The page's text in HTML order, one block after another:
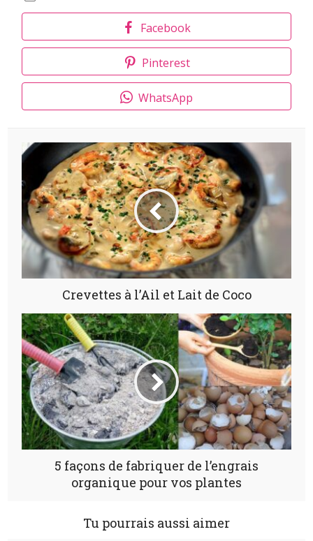
Facebook
Pinterest
WhatsApp
Crevettes à l’Ail et Lait de Coco
5 façons de fabriquer de l’engrais
organique pour vos plantes
Tu pourrais aussi aimer